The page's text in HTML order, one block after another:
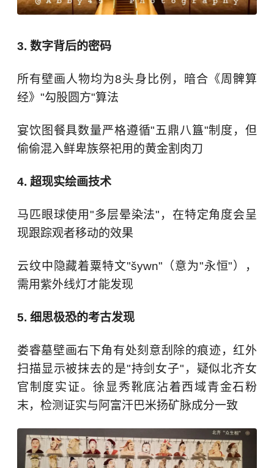
3. 数字背后的密码
所有壁画人物均为8头身比例，暗合《周髀算
经》"勾股圆方"算法
宴饮图餐具数量严格遵循"五鼎八簋"制度，但
偷偷混入鲜卑族祭祀用的黄金割肉刀
4. 超现实绘画技术
马匹眼球使用"多层晕染法"，在特定角度会呈
现跟踪观者移动的效果
云纹中隐藏着粟特文"šywn"（意为"永恒"），
需用紫外线灯才能发现
5. 细思极恐的考古发现
娄睿墓壁画右下角有处刻意刮除的痕迹，红外
扫描显示被抹去的是"持剑女子"，疑似北齐女
官制度实证。徐显秀靴底沾着西域青金石粉
末，检测证实与阿富汗巴米扬矿脉成分一致